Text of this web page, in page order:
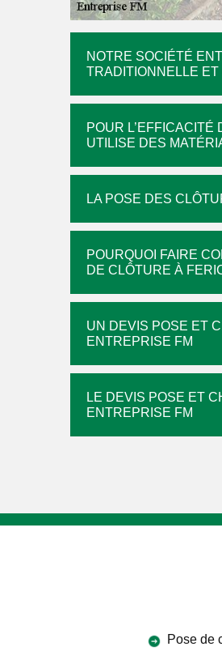
NOTRE SOCIÉTÉ
TRADITIONNELLE
POUR
UTILISE DES
LA POSE DES
POURQUOI FAIRE
DE CLÔTURE À
UN DEVIS POSE ET
ENTREPRISE FM
LE DEVIS POSE ET
ENTREPRISE FM
Pose de